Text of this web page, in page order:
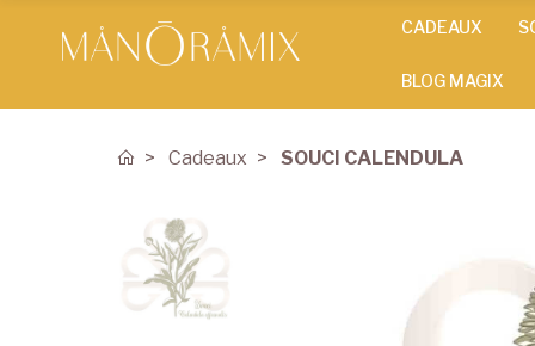
CADEAUX
BLOG MAGIX
Cadeaux SOUCI CALENDULA